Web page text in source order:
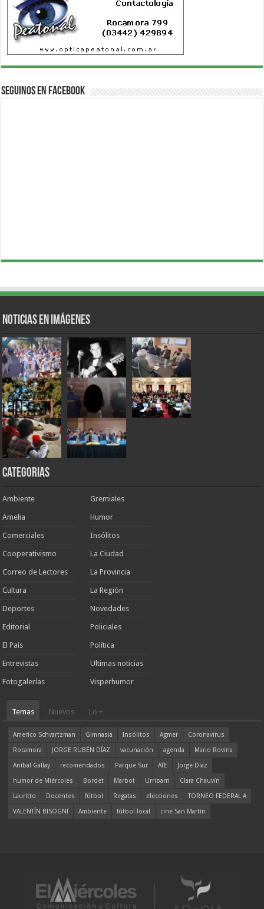
Seguinos en Facebook
Noticias en Imágenes
Categorias
Ambiente
Amelia
Comerciales
Cooperativismo
Correo de Lectores
Cultura
Deportes
Editorial
El País
Entrevistas
Fotogalerías
Gremiales
Humor
Insólitos
La Ciudad
La Provincia
La Región
Novedades
Policiales
Política
Ultimas noticias
Visperhumor
Temas Nuevos Lo +
Americo Schvartzman Gimnasia Insólitos Agmer
Coronavirus
Rocamora
JORGE RUBÉN DÍAZ vacunación agenda
Mario Rovina
Aníbal Gallay
recomendados Parque Sur ATE
Jorge Díaz
humor de Miércoles
Bordet Marbot Urribarri
Clara Chauvín
Lauritto
Docentes fútbol Regatas elecciones
TORNEO FEDERAL A
VALENTÍN BISOGNI
Ambiente fútbol local cine San Martín